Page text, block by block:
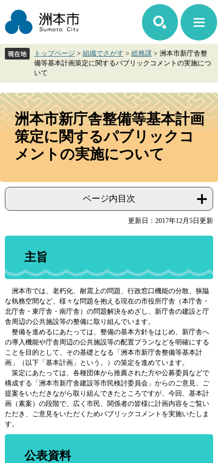
ジ
先
ュ
を
本
文
トップページ > 組織でさがす > 総務課 > 洲本市新庁舎整
備等基本計画策定に関するパブリックコメントの実施につ
いて
本
文
洲本市新庁舎整備等基本計画
策定に関するパブリックコ
メントの実施について
ページ内目次
更新日：2017年12月5日更新
主旨
洲本市では、老朽化、耐震上の問題、行政窓口機能の分散、狭隘
な執務空間など、様々な問題を抱える現在の市役所庁舎（本庁舎・
北庁舎・東庁舎・南庁舎）の問題解決をめざし、新庁舎の建設と庁
舎周辺の公共施設等の整備に取り組んでいます。
整備を進めるにあたっては、整備の基本方針をはじめ、新庁舎へ
の導入機能や庁舎周辺の公共施設等の配置プランなどを明確にする
ことを目的として、その基礎となる「洲本市新庁舎整備等基本計
画」（以下「基本計画」という。）の策定を進めています。
策定にあたっては、各種団体から推薦された方や公募委員などで
構成する「洲本市新庁舎建設等市民検討委員会」からのご意見、ご
提案をいただきながら取り組んできたところですが、今回、基本計
画（素案）の段階で、広く市民、関係者の皆様に計画内容をご覧い
ただき、ご意見をいただくためパブリックコメントを実施いたしま
す。
公表資料